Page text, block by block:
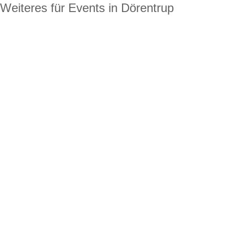
Weiteres für Events in Dörentrup